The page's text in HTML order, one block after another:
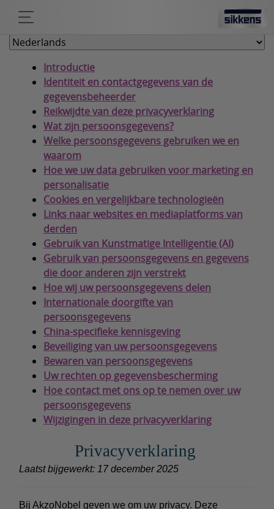
Introductie
Identiteit en contactgegevens van de
gegevensbeheerder
Reikwijdte van deze privacyverklaring
Wat zijn persoonsgegevens?
Welke persoonsgegevens gebruiken we en
waarom
Hoe we uw data gebruiken voor marketing en
personalisatie
Cookies en vergelijkbare technologieën
Links naar websites en mediaplatforms van
derden
Gebruik van Kunstmatige Intelligentie (AI)
Gebruik van persoonsgegevens en gegevens
die door anderen zijn verstrekt
Hoe wij uw persoonsgegevens delen
Internationale doorgifte van
persoonsgegevens
China-specifieke kennisgeving
Beveiliging van uw persoonsgegevens
Bewaren van persoonsgegevens
Uw rechten op gegevensbescherming
Hoe contact met ons op te nemen over uw
persoonsgegevens
Wijzigingen in deze privacyverklaring
Privacyverklaring
Laatst bijgewerkt: 17 december 2025
Bij AkzoNobel geven we om uw privacy. Deze